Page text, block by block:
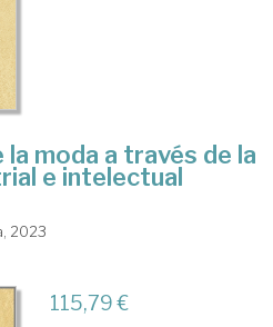
moda a través de la
e intelectual
2023
115,79 €